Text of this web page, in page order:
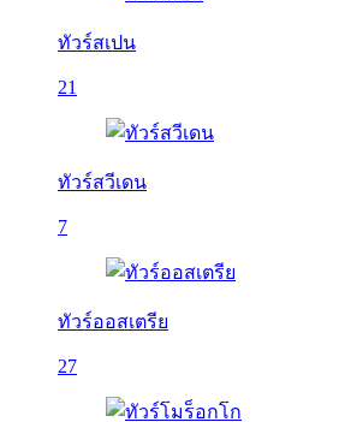
ทัวร์สเปน
21
ทัวร์สวีเดน
7
ทัวร์ออสเตรีย
27